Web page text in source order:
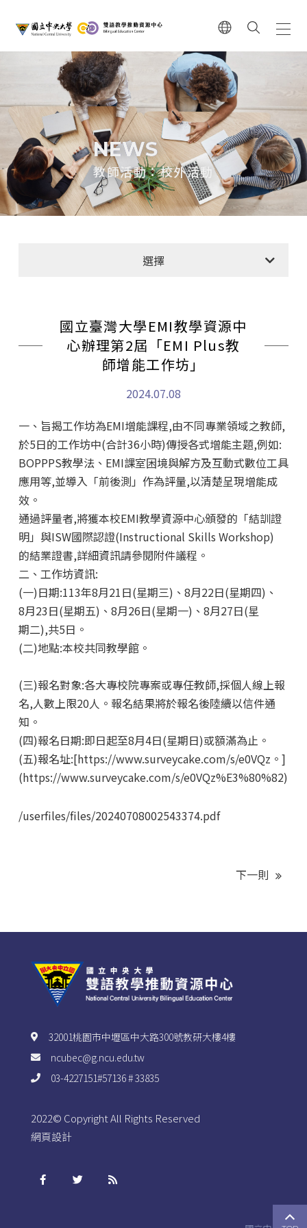
NEWS
教師活動：校外活動
選擇
教師活動：校內EMI系列講座
學生活動
行政公告
國立臺灣大學EMI教學資源中
心辦理第2屆「EMI Plus教
師增能工作坊」
2024.07.08
一、旨揭工作坊為EMI增能課程,由不同專業領域之教師,
於5日的工作坊中(合計36小時)傳授各式增能主題,例如:
BOPPPS教學法、EMI課室困境與解方及互動式數位工具
應用等,並導入「前後測」作為評量,以清楚呈現增能成
效。
通過評量者,將獲本校EMI教學資源中心頒發的「結訓證
明」與ISW國際認證(Instructional Skills Workshop)
的結業證書,詳細資訊請參閱附件議程。
二、工作坊資訊:
(一)日期:113年8月21日(星期三)、8月22日(星期四)、
8月23日(星期五)、8月26日(星期一)、8月27日(星
期二),共5日。
(二)地點:本校共同教學館。
(三)報名對象:各大專校院專案或專任教師,採個人線上報
名,人數上限20人。報名結果將於報名後陸續以信件通
知。
(四)報名日期:即日起至8月4日(星期日)或額滿為止。
(五)報名址:[https://www.surveycake.com/s/e0VQz。]
(https://www.surveycake.com/s/e0VQz%E3%80%82)
/userfiles/files/20240708002543374.pdf
下一則
32001桃園市中壢區中大路300號教研大樓4樓
ncubec@g.ncu.edu.tw
03-4227151#57136 # 33835
2022© Copyright All Rights Reserved
網頁設計